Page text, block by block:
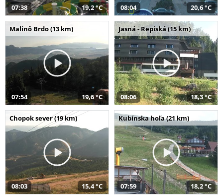
07:38 19,2 °C 08:04 20,6 °C
Malinô Brdo (13 km)
07:54 19,6 °C
Jasná - Repiská (15 km)
08:06 18,3 °C
Chopok sever (19 km)
08:03 15,4 °C
Kubínska hoľa (21 km)
07:59 18,2 °C